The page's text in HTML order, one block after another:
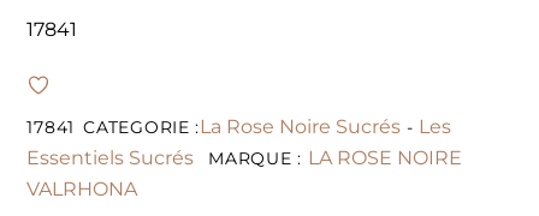
17841
17841 CATEGORIE :La Rose Noire Sucrés - Les
Essentiels Sucrés
MARQUE : LA ROSE NOIRE
VALRHONA